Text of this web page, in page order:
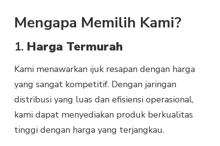
Mengapa Memilih Kami?
1. Harga Termurah
Kami menawarkan ijuk resapan dengan harga
yang sangat kompetitif. Dengan jaringan
distribusi yang luas dan efisiensi operasional,
kami dapat menyediakan produk berkualitas
tinggi dengan harga yang terjangkau.